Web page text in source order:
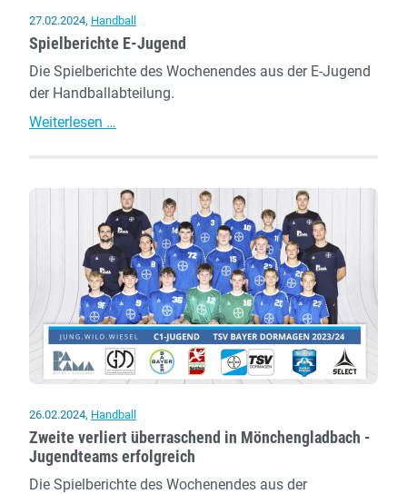
der
Frauen
27.02.2024, Handball
Spielberichte E-Jugend
Die Spielberichte des Wochenendes aus der E-Jugend
der Handballabteilung.
Weiterlesen …
26.02.2024, Handball
Zweite verliert überraschend in Mönchengladbach -
Jugendteams erfolgreich
Die Spielberichte des Wochenendes aus der